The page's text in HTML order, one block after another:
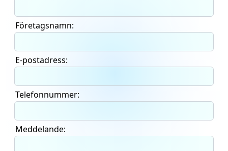
Företagsnamn:
E-postadress:
Telefonnummer:
Meddelande: